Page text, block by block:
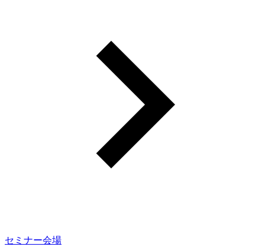
セミナー会場